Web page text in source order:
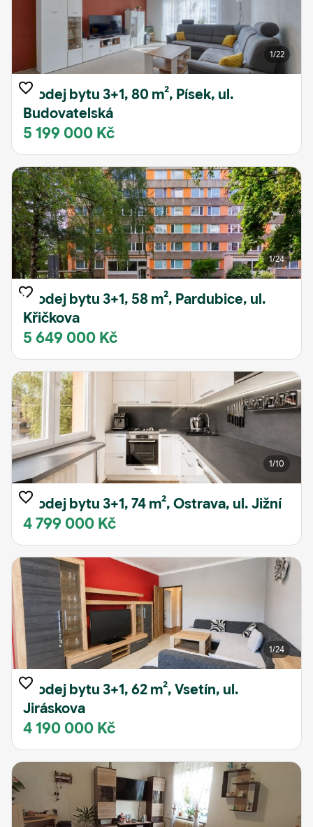
1/22
Prodej bytu 3+1, 80 m², Písek, ul.
Budovatelská
5 199 000 Kč
1/24
Prodej bytu 3+1, 58 m², Pardubice, ul.
Křičkova
5 649 000 Kč
1/10
Prodej bytu 3+1, 74 m², Ostrava, ul. Jižní
4 799 000 Kč
1/24
Prodej bytu 3+1, 62 m², Vsetín, ul.
Jiráskova
4 190 000 Kč